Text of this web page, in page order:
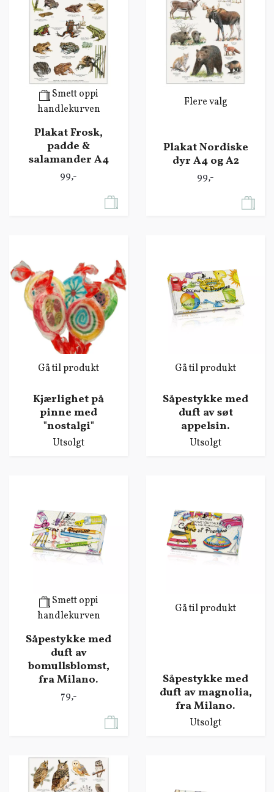
Smett oppi
handlekurven
Plakat Frosk,
padde &
salamander A4
99,-
Flere valg
Plakat Nordiske
dyr A4 og A2
99,-
Gå til produkt
Kjærlighet på
pinne med
"nostalgi"
Utsolgt
Gå til produkt
Såpestykke med
duft av søt
appelsin.
Utsolgt
Smett oppi
handlekurven
Såpestykke med
duft av
bomullsblomst,
fra Milano.
79,-
Gå til produkt
Såpestykke med
duft av magnolia,
fra Milano.
Utsolgt